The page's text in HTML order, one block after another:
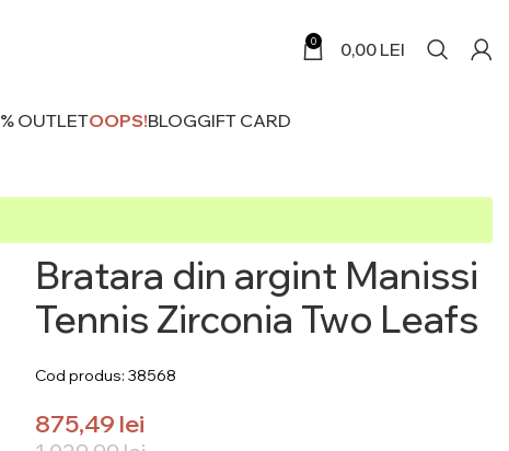
0
0,00 LEI
% OUTLETOOPS!BLOGGIFT CARD
Bratara din argint Manissi
Tennis Zirconia Two Leafs
Cod produs: 38568
875,49 lei